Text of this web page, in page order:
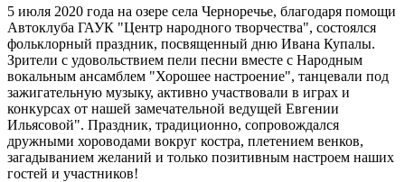
5 июля 2020 года на озере села Черноречье, благодаря помощи
Автоклуба ГАУК "Центр народного творчества", состоялся
фольклорный праздник, посвященный дню Ивана Купалы.
Зрители с удовольствием пели песни вместе с Народным
вокальным ансамблем "Хорошее настроение", танцевали под
зажигательную музыку, активно участвовали в играх и
конкурсах от нашей замечательной ведущей Евгении
Ильясовой". Праздник, традиционно, сопровождался
дружными хороводами вокруг костра, плетением венков,
загадыванием желаний и только позитивным настроем наших
гостей и участников!